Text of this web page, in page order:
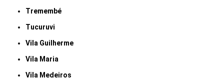
Tremembé
Tucuruvi
Vila Guilherme
Vila Maria
Vila Medeiros